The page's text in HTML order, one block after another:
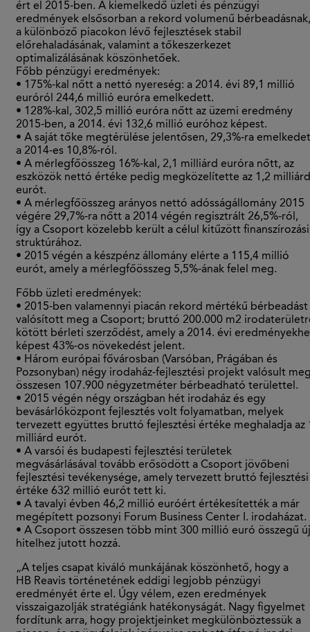
ért el 2015-ben. A kiemelkedő üzleti és pénzügyi
eredmények elsősorban a rekord volumenű bérbeadásnak,
a különböző piacokon lévő fejlesztések stabil
előrehaladásának, valamint a tőkeszerkezet
optimalizálásának köszönhetőek.
Főbb pénzügyi eredmények:
• 175%-kal nőtt a nettó nyereség: a 2014. évi 89,1 millió
euróról 244,6 millió euróra emelkedett.
• 128%-kal, 302,5 millió euróra nőtt az üzemi eredmény
2015-ben, a 2014. évi 132,6 millió euróhoz képest.
• A saját tőke megtérülése jelentősen, 29,3%-ra
a 2014-es 10,8%-ról.
• A mérlegfőösszeg 16%-kal, 2,1 milliárd euróra nőtt, az
eszközök nettó értéke pedig megközelítette az 1,2 milliárd
eurót.
• A mérlegfőösszeg arányos nettó adósságállomány 2015
végére 29,7%-ra nőtt a 2014 végén regisztrált 26,5%-ról,
így a Csoport közelebb került a célul kitűzött finanszírozási
struktúrához.
• 2015 végén a készpénz állomány elérte a 115,4 millió
eurót, amely a mérlegfőösszeg 5,5%-ának felel meg.
Főbb üzleti eredmények:
• 2015-ben valamennyi piacán rekord mértékű bérbeadást
valósított meg a Csoport; bruttó 200.000 m2
kötött bérleti szerződést, amely a 2014. évi
képest 43%-os növekedést jelent.
• Három európai fővárosban (Varsóban, Prágában és
Pozsonyban) négy irodaház-fejlesztési projekt valósult
összesen 107.900 négyzetméter bérbeadható területtel.
• 2015 végén négy országban hét irodaház és egy
bevásárlóközpont fejlesztés volt folyamatban, melyek
tervezett együttes bruttó fejlesztési értéke meghaladja az
milliárd eurót.
• A varsói és budapesti fejlesztési területek
megvásárlásával tovább erősödött a Csoport jövőbeni
fejlesztési tevékenysége, amely tervezett bruttó fejlesztési
értéke 632 millió eurót tett ki.
• A tavalyi évben 46,2 millió euróért értékesítették a már
megépített pozsonyi Forum Business Center I. irodaházat.
• A Csoport összesen több mint 300 millió euró összegű új
hitelhez jutott hozzá.
„A teljes csapat kiváló munkájának köszönhető, hogy a
HB Reavis történetének eddigi legjobb pénzügyi
eredményét érte el. Úgy vélem, ezen eredmények
visszaigazolják stratégiánk hatékonyságát. Nagy figyelmet
fordítunk arra, hogy projektjeinket megkülönböztessük a